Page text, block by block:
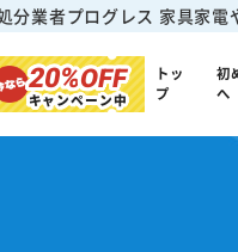
分業者プログレス 家具家電
20%OFF
キャンペーン中
トッ
プ
初
へ